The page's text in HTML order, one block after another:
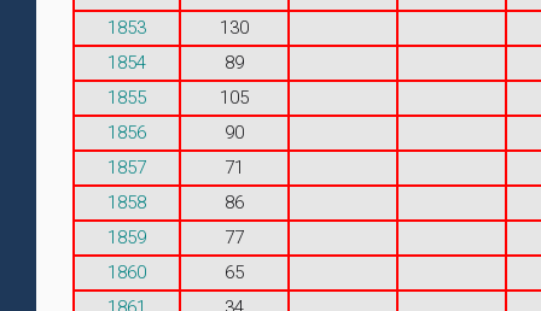
1853
130
1854
89
1855
105
1856
90
1857
71
1858
86
1859
77
1860
65